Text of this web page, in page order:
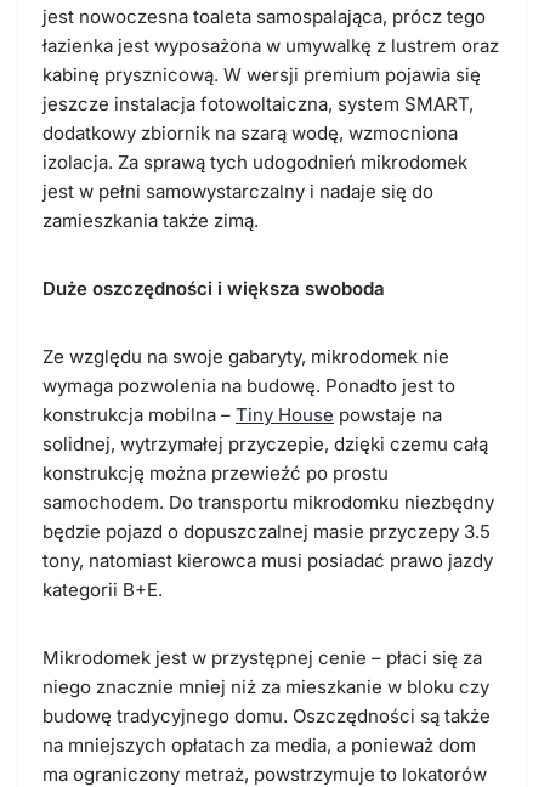
jest nowoczesna toaleta samospalająca, prócz tego
łazienka jest wyposażona w umywalkę z lustrem oraz
kabinę prysznicową. W wersji premium pojawia się
jeszcze instalacja fotowoltaiczna, system SMART,
dodatkowy zbiornik na szarą wodę, wzmocniona
izolacja. Za sprawą tych udogodnień mikrodomek
jest w pełni samowystarczalny i nadaje się do
zamieszkania także zimą.
Duże oszczędności i większa swoboda
Ze względu na swoje gabaryty, mikrodomek nie
wymaga pozwolenia na budowę. Ponadto jest to
konstrukcja mobilna – Tiny House powstaje na
solidnej, wytrzymałej przyczepie, dzięki czemu całą
konstrukcję można przewieźć po prostu
samochodem. Do transportu mikrodomku niezbędny
będzie pojazd o dopuszczalnej masie przyczepy 3.5
tony, natomiast kierowca musi posiadać prawo jazdy
kategorii B+E.
Mikrodomek jest w przystępnej cenie – płaci się za
niego znacznie mniej niż za mieszkanie w bloku czy
budowę tradycyjnego domu. Oszczędności są także
na mniejszych opłatach za media, a ponieważ dom
ma ograniczony metraż, powstrzymuje to lokatorów